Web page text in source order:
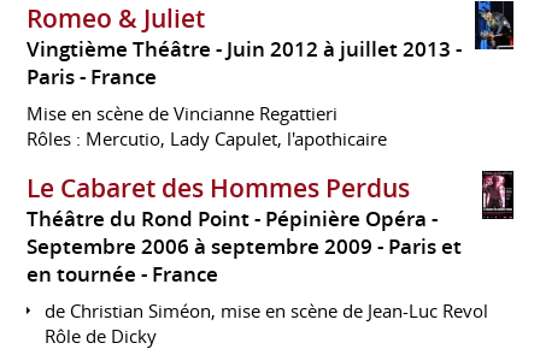
Romeo & Juliet
Vingtième Théâtre
Juin 2012 à juillet 2013
Paris
France
Mise en scène de Vincianne Regattieri
Rôles : Mercutio, Lady Capulet, l'apothicaire
Le Cabaret des Hommes Perdus
Théâtre du Rond Point - Pépinière Opéra
Septembre 2006 à septembre 2009 Paris et
en tournée
France
de Christian Siméon, mise en scène de Jean-Luc Revol
Rôle de Dicky